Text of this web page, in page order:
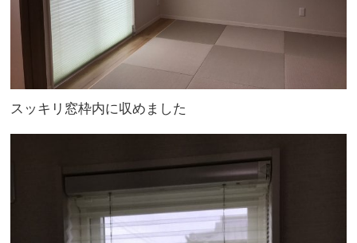
スッキリ窓枠内に収めました